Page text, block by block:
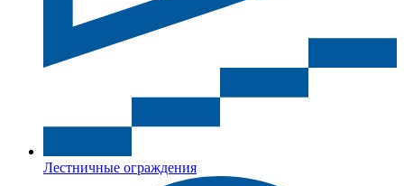
Лестничные ограждения